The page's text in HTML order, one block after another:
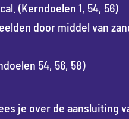
(Kerndoelen 1, 54, 56)
door middel van
54, 56, 58)
je over de aansluiting